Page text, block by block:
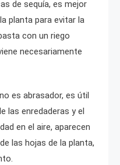
de sequía, es mejor
planta para evitar la
con un riego
necesariamente
es abrasador, es útil
las enredaderas y el
en el aire, aparecen
las hojas de la planta,